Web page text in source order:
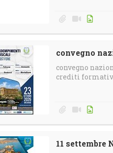
convegno
convegno
crediti
11 settembre